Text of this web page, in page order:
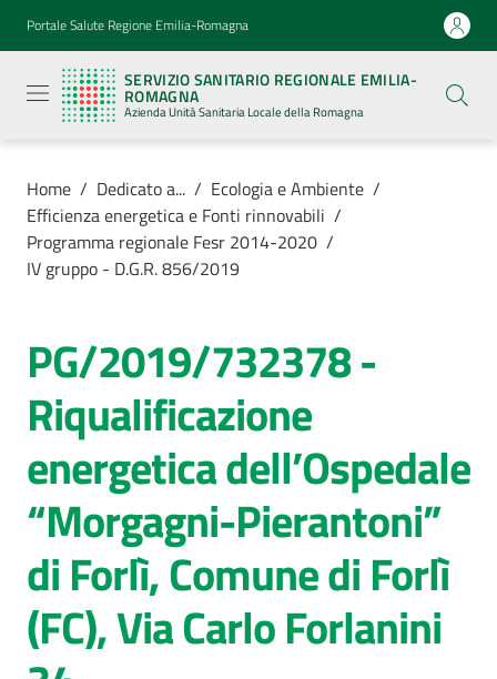
Vai al contenuto
Vai alla navigazione
Vai al footer
Portale Salute Regione Emilia-Romagna
SERVIZIO SANITARIO REGIONALE EMILIA-
ROMAGNA
Azienda Unità Sanitaria Locale della Romagna
Sanitario
Regionale
Emilia-
Romagna
Azienda
Sanitaria
Locale della
Romagna
Servizi
Luoghi
di
cura
AUSL
Comunica
Home / Dedicato a... / Ecologia e Ambiente /
Efficienza energetica e Fonti rinnovabili /
Programma regionale Fesr 2014-2020 /
IV gruppo - D.G.R. 856/2019
PG/2019/732378 -
Riqualificazione
energetica dell’Ospedale
“Morgagni-Pierantoni”
di Forlì, Comune di Forlì
(FC), Via Carlo Forlanini